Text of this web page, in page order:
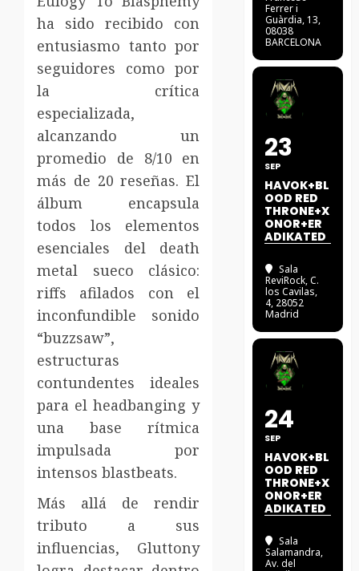
ha sido recibido con
entusiasmo tanto por
seguidores como por
la crítica
especializada,
alcanzando un
promedio de 8/10 en
más de 20 reseñas. El
álbum encapsula
todos los elementos
esenciales del death
metal sueco clásico:
riffs afilados con el
inconfundible sonido
“buzzsaw”,
estructuras
contundentes ideales
para el headbanging y
una base rítmica
impulsada por
intensos blastbeats.
Más allá de rendir
tributo a sus
influencias, Gluttony
Ferrer i
Guàrdia, 13,
08038
BARCELONA
23
SEP
HAVOK+BL
OOD RED
THRONE+X
ONOR+ER
ADIKATED
Sala
ReviRock, C.
los Cavilas,
4, 28052
Madrid
24
SEP
HAVOK+BL
OOD RED
THRONE+X
ONOR+ER
ADIKATED
Sala
Salamandra,
Av. del